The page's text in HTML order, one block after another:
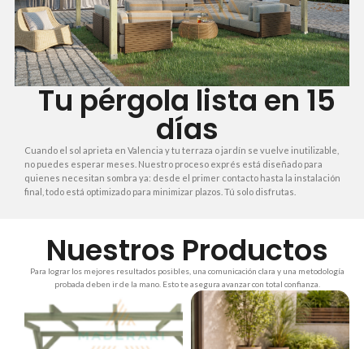
Tu pérgola lista en 15
días
Cuando el sol aprieta en Valencia y tu terraza o jardín se vuelve inutilizable,
no puedes esperar meses. Nuestro proceso exprés está diseñado para
quienes necesitan sombra ya: desde el primer contacto hasta la instalación
final, todo está optimizado para minimizar plazos. Tú solo disfrutas.
Nuestros Productos
Para lograr los mejores resultados posibles, una comunicación clara y una metodología
probada deben ir de la mano. Esto te asegura avanzar con total confianza.